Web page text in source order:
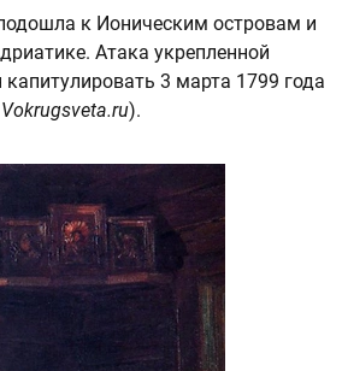
к Ионическим островам и
Атака укрепленной
3 марта 1799 года
).